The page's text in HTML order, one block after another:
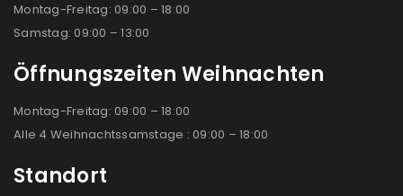
Montag-Freitag: 09:00 – 18:00
Samstag: 09:00 – 13:00
Öffnungszeiten Weihnachten
Montag-Freitag: 09:00 – 18:00
Alle 4 Weihnachtssamstage : 09:00 – 18:00
Standort